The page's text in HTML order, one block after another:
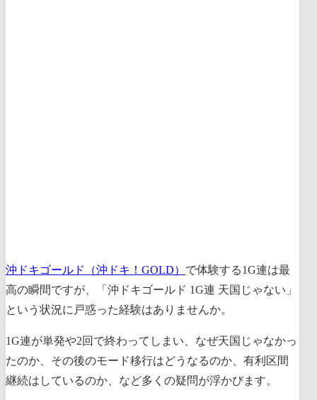
沖ドキゴールド（沖ドキ！GOLD） で体験する1G連は最
高の瞬間ですが、「沖ドキゴールド 1G連 天国じゃない」
という状況に戸惑った経験はありませんか。
1G連が単発や2回で終わってしまい、なぜ天国じゃなかっ
たのか、その後のモード移行はどうなるのか、有利区間
継続はしているのか、など多くの疑問が浮かびます。